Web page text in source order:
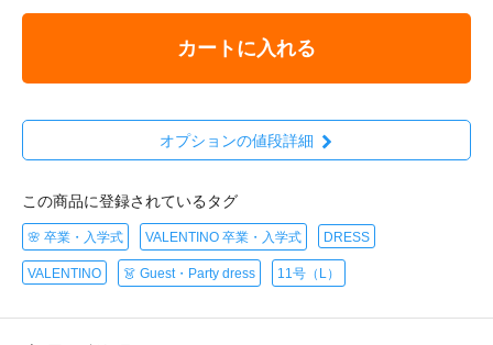
カートに入れる
オプションの値段詳細
この商品に登録されているタグ
🌸 卒業・入学式 VALENTINO 卒業・入学式 DRESS
VALENTINO 👗 Guest・Party dress 11号（L）